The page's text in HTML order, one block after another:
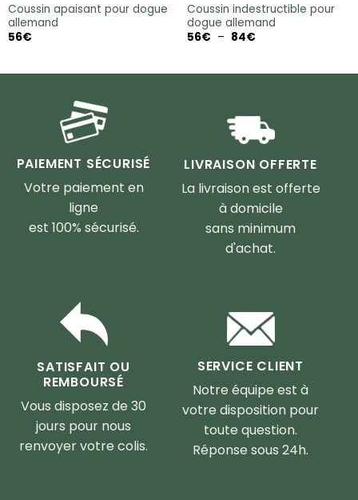
Coussin apaisant pour dogue
allemand
56€
Coussin indestructible pour
dogue allemand
56€ – 84€Plage
à
PAIEMENT SÉCURISÉ
Votre paiement en
ligne
est 100% sécurisé.
LIVRAISON OFFERTE
La livraison est offerte
à domicile
sans minimum
d'achat.
SATISFAIT OU
REMBOURSÉ
Vous disposez de 30
jours pour nous
renvoyer votre colis.
SERVICE CLIENT
Notre équipe est à
votre disposition pour
toute question.
Réponse sous 24h.